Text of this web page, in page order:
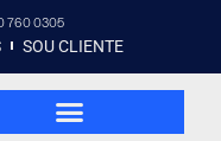
760 0305
SOU CLIENTE